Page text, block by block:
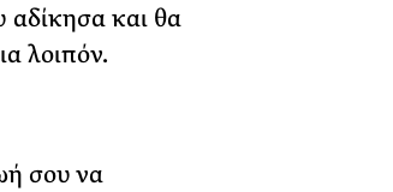
αδίκησα και θα
λοιπόν.
σου να